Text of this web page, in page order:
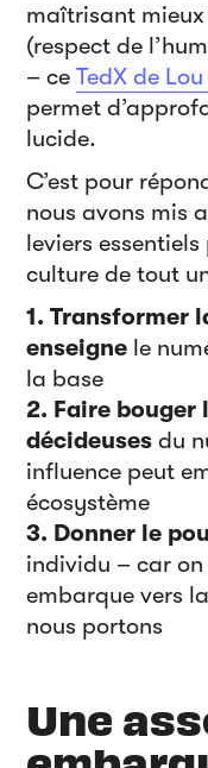
maîtrisant mieux
(respect de
– ceTedX de
permet
lucide.
C’est pour
nous avons mis
leviers
culture de tout
1. Transformer
enseigne le
la base
2. Faire bouger
décideuses du
influence peut
écosystème
3. Donner le
individu – car
embarque vers
nous portons
Une